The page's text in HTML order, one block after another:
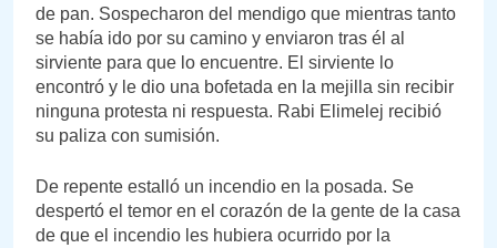
de pan. Sospecharon del mendigo que mientras tanto
se había ido por su camino y enviaron tras él al
sirviente para que lo encuentre. El sirviente lo
encontró y le dio una bofetada en la mejilla sin recibir
ninguna protesta ni respuesta. Rabi Elimelej recibió
su paliza con sumisión.
De repente estalló un incendio en la posada. Se
despertó el temor en el corazón de la gente de la casa
de que el incendio les hubiera ocurrido por la